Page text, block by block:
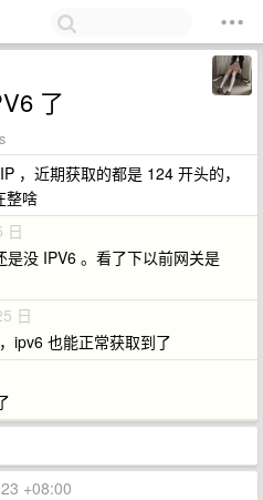
了
，近期获取的都是 124 开头的，
整啥
日
没 IPV6 。看了下以前网关是
日
ipv6 也能正常获取到了
+08:00